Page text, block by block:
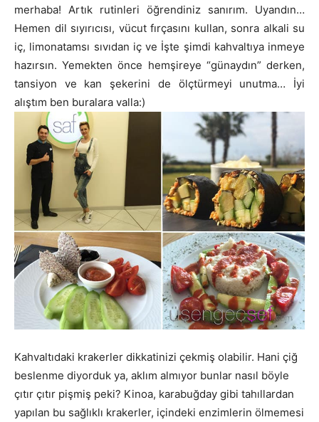
merhaba! Artık rutinleri öğrendiniz sanırım. Uyandın…
Hemen dil sıyırıcısı, vücut fırçasını kullan, sonra alkali su
iç, limonatamsı sıvıdan iç ve İşte şimdi kahvaltıya inmeye
hazırsın. Yemekten önce hemşireye “günaydın” derken,
tansiyon ve kan şekerini de ölçtürmeyi unutma… İyi
alıştım ben buralara valla:)
Kahvaltıdaki krakerler dikkatinizi çekmiş olabilir. Hani çiğ
beslenme diyorduk ya, aklım almıyor bunlar nasıl böyle
çıtır çıtır pişmiş peki? Kinoa, karabuğday gibi tahıllardan
yapılan bu sağlıklı krakerler, içindeki enzimlerin ölmemesi